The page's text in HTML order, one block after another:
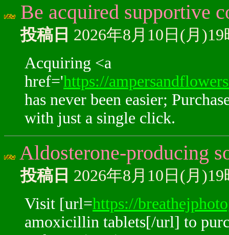
Be acquired supportive
投稿日 2026年8月10日(月
Acquiring <a
href='https://
has never been easier;
with just a single click.
Aldosterone-producing
投稿日 2026年8月10日(月
Visit [url=https://
amoxicillin tablets[/url] to